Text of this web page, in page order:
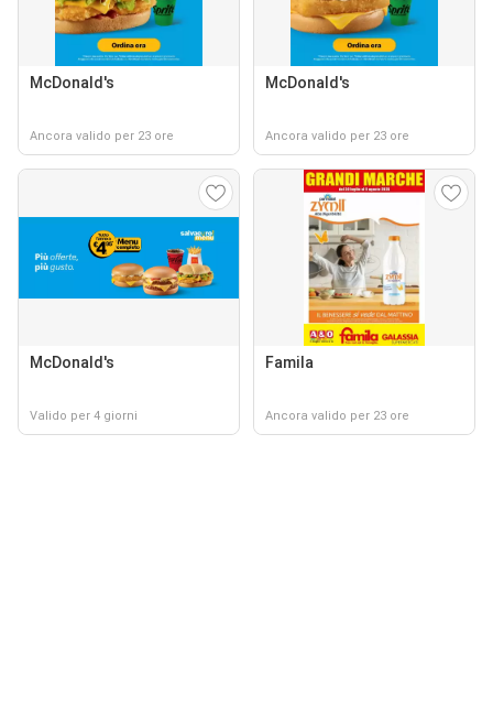
McDonald's
Ancora valido per 23 ore
McDonald's
Ancora valido per 23 ore
McDonald's
Valido per 4 giorni
Famila
Ancora valido per 23 ore